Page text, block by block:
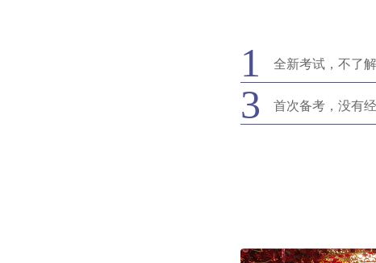
1 全新考试，不了
3 首次备考，没有